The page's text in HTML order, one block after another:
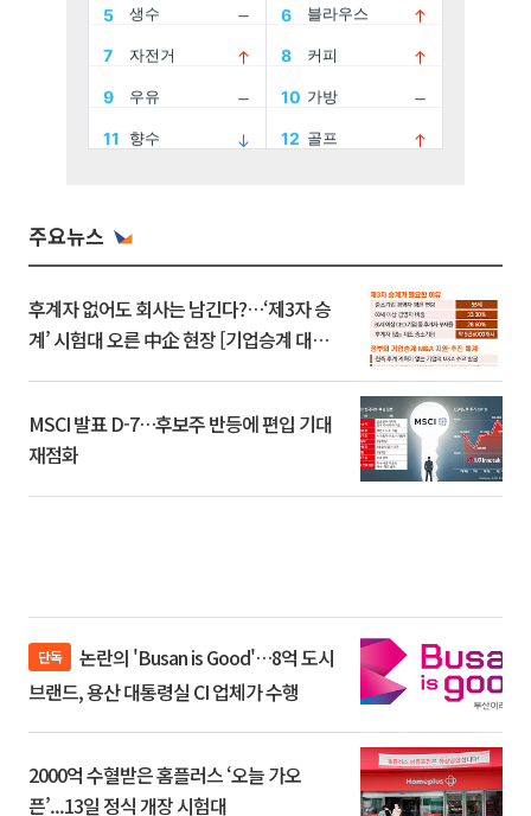
주요뉴스
후계자 없어도 회사는 남긴다?…‘제3자 승
계’ 시험대 오른 中企 현장 [기업승계 대전
MSCI 발표 D-7…후보주 반등에 편입 기대
재점화
단독
브랜드, 용산 대통령실 CI 업체가 수행
2000억 수혈받은 홈플러스 ‘오늘 가오
픈’...13일 정식 개장 시험대